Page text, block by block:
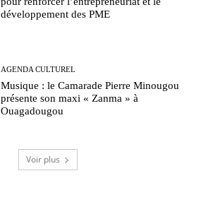
développement des PME
AGENDA CULTUREL
Musique : le Camarade Pierre Minougou
présente son maxi « Zanma » à
Ouagadougou
Voir plus